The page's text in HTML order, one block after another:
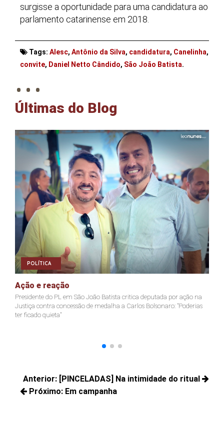
surgisse a oportunidade para uma candidatura ao
parlamento catarinense em 2018.
Tags: Alesc, Antônio da Silva, candidatura, Canelinha,
convite, Daniel Netto Cândido, São João Batista.
. . .
Últimas do Blog
POLÍTICA
Ação e reação
Presidente do PL em São João Batista critica deputada por ação na
Justiça contra concessão de medalha a Carlos Bolsonaro: "Poderias
ter ficado quieta"
Navegação
de
Anterior:
Posts
[PINCELADAS] Na intimidade do ritual
Próximo: Em campanha